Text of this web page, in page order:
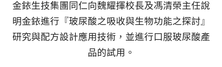
金銥生技集團同仁向魏耀揮校長及馮清榮主任說
明金銥進行『玻尿酸之吸收與生物功能之探討』
研究與配方設計應用技術，並進行口服玻尿酸產
品的試用。